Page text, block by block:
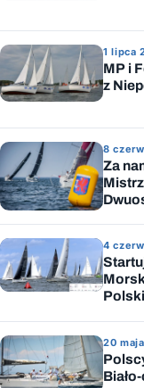
1 lipca
MP i
z
8
Za
4
20